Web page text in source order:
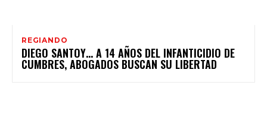
REGIANDO
DIEGO SANTOY… A 14 AÑOS DEL INFANTICIDIO DE
CUMBRES, ABOGADOS BUSCAN SU LIBERTAD